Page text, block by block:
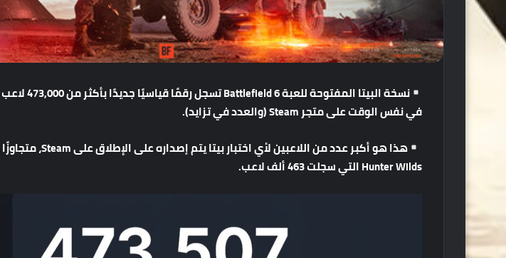
نسخةالبيتاالمفتوحةللعبةBattlefield 6 تسجلرقمًاقياسيًاجديدًابأكثرمن473,000 لاعب
فينفسالوقتعلىمتجر والعددفيتزايد).
هذاهوأكبرعددمناللاعبينلأياختباربيتايتمإصدارهعلىالإطلاقعلى ،متجاوزًا
Hunter Wildsالتيسجلت ألفلاعب.